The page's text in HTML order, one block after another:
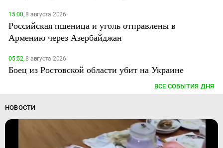
15:00,8 августа 2026
Российская пшеница и уголь отправлены в
Армению через Азербайджан
05:52,8 августа 2026
Боец из Ростовской области убит на Украине
ВСЕ СОБЫТИЯ ДНЯ
НОВОСТИ